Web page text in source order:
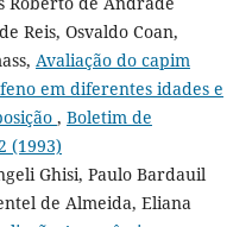
Reis, Osvaldo Coan,
Avaliação do capim
em diferentes idades e
, Boletim de
(1993)
Ghisi, Paulo Bardauil
de Almeida, Eliana